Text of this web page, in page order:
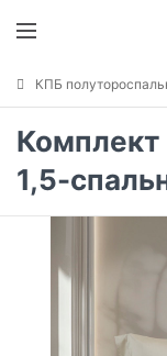
КПБ
Комплект
1,5-